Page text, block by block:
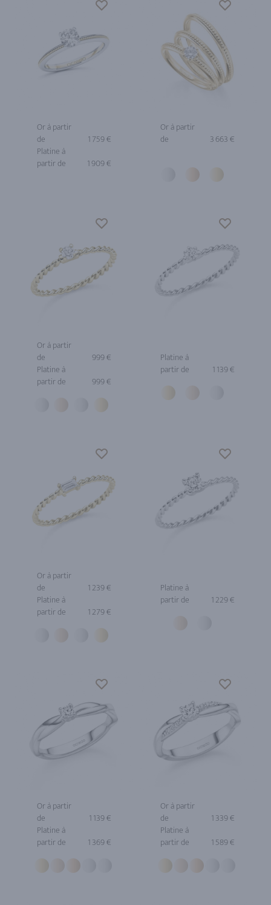
Or à partir
de
1 759 €
Platine à
partir de
1 909 €
Or à partir
de
3 663 €
Or à partir
de
999 €
Platine à
partir de
999 €
Platine à
partir de
1 139 €
Or à partir
de
1 239 €
Platine à
partir de
1 279 €
Platine à
partir de
1 229 €
Or à partir
de
1 139 €
Platine à
partir de
1 369 €
Or à partir
de
1 339 €
Platine à
partir de
1 589 €